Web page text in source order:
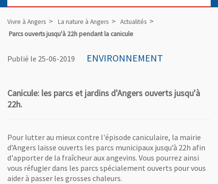
Vivre à Angers La nature à Angers
Actualités
Parcs ouverts jusqu'à 22h pendant la canicule
Publié le 25-06-2019 ENVIRONNEMENT
Canicule: les parcs et jardins d'Angers ouverts jusqu'à
22h.
Pour lutter au mieux contre l'épisode caniculaire, la mairie
d’Angers laisse ouverts les parcs municipaux jusqu’à 22h afin
d'apporter de la fraîcheur aux angevins. Vous pourrez ainsi
vous réfugier dans les parcs spécialement ouverts pour vous
aider à passer les grosses chaleurs.